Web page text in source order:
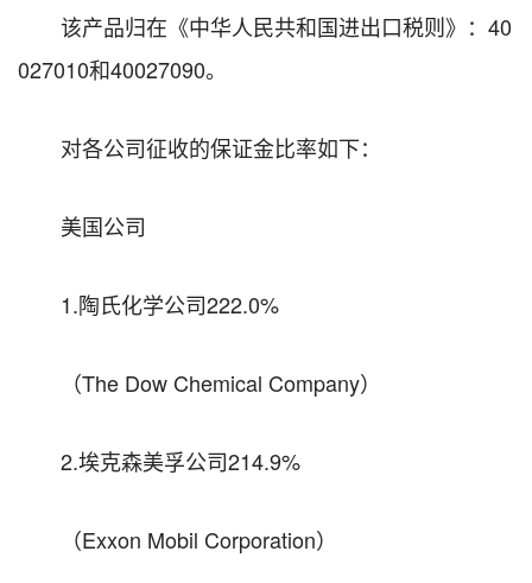
该产品归在《中华人民共和国进出口税则》：40
027010和40027090。
对各公司征收的保证金比率如下：
美国公司
1.陶氏化学公司222.0%
（The Dow Chemical Company）
2.埃克森美孚公司214.9%
（Exxon Mobil Corporation）